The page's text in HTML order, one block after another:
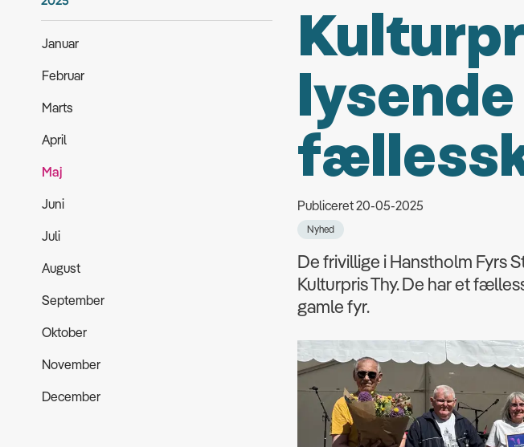
Januar
Februar
Marts
April
Maj
Juni
Juli
August
September
Oktober
November
December
lysende
Publiceret 20-05-2025
Nyhed
De frivillige i Hanstholm Fyrs
Kulturpris Thy. De har et
gamle fyr.